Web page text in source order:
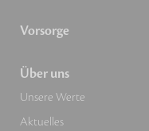
Vorsorge
Über uns
Unsere Werte
Aktuelles